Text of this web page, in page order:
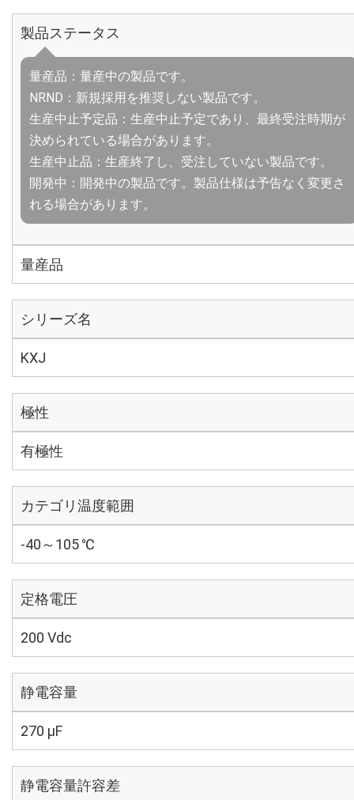
製品ステータス
量産品：量産中の製品です。
NRND：新規採用を推奨しない製品です。
生産中止予定品：生産中止予定であり、最終受注時期が
決められている場合があります。
生産中止品：生産終了し、受注していない製品です。
開発中：開発中の製品です。製品仕様は予告なく変更さ
れる場合があります。
量産品
シリーズ名
KXJ
極性
有極性
カテゴリ温度範囲
-40～105 ℃
定格電圧
200 Vdc
静電容量
270 µF
静電容量許容差